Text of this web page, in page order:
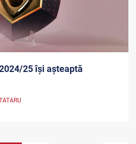
25 își așteaptă